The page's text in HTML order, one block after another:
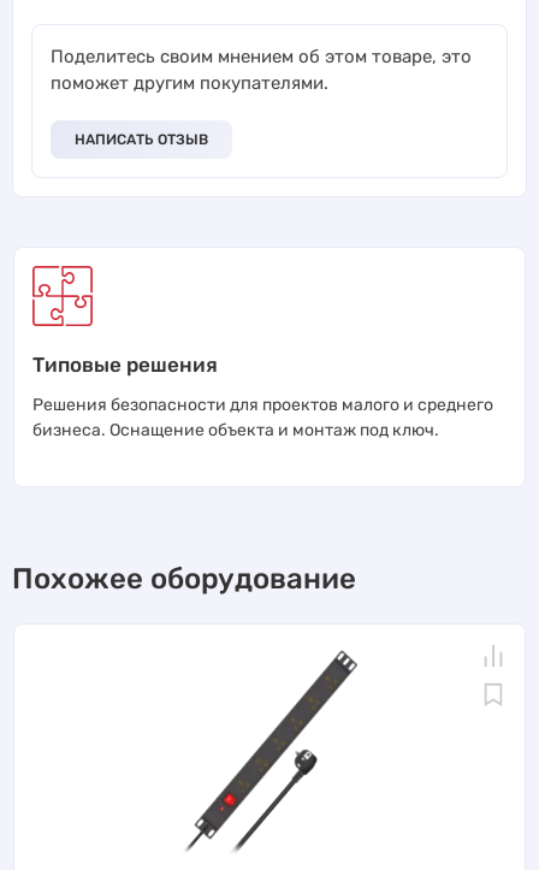
Поделитесь своим мнением об этом товаре, это
поможет другим покупателями.
НАПИСАТЬ ОТЗЫВ
Типовые решения
Решения безопасности для проектов малого и среднего
бизнеса. Оснащение объекта и монтаж под ключ.
Похожее оборудование